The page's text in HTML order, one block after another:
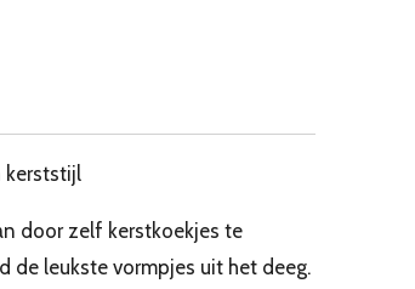
kerststijl
door zelf kerstkoekjes te
de leukste vormpjes uit het deeg.